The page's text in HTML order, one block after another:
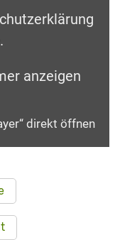
.
anzeigen
direkt öffnen